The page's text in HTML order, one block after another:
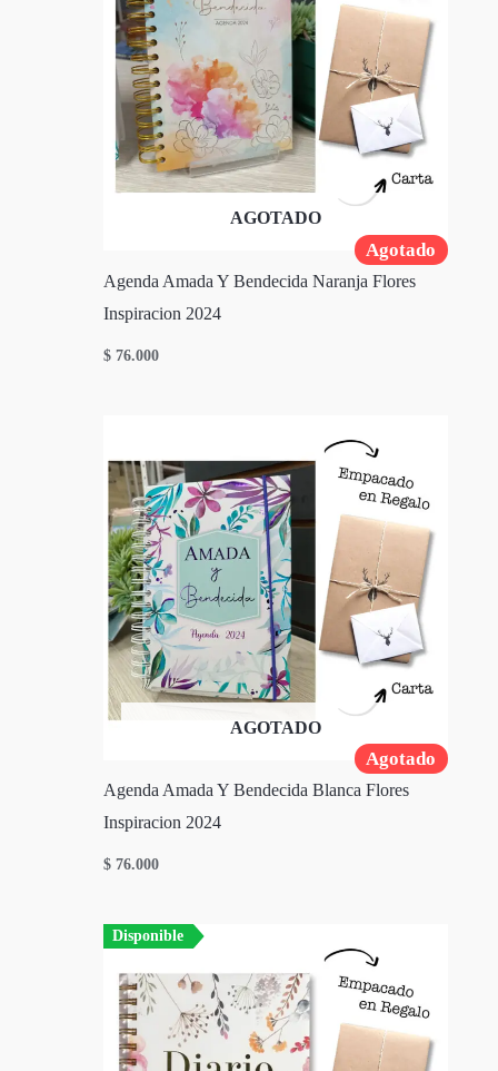
Agotado
AGOTADO
Agenda Amada Y Bendecida Naranja Flores
Inspiracion 2024
$ 76.000
Agotado
AGOTADO
Agenda Amada Y Bendecida Blanca Flores
Inspiracion 2024
$ 76.000
Disponible